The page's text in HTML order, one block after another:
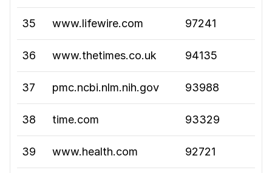
35 www.lifewire.com 97241
36 www.thetimes.co.uk 94135
37 pmc.ncbi.nlm.nih.gov 93988
38 time.com 93329
39 www.health.com 92721